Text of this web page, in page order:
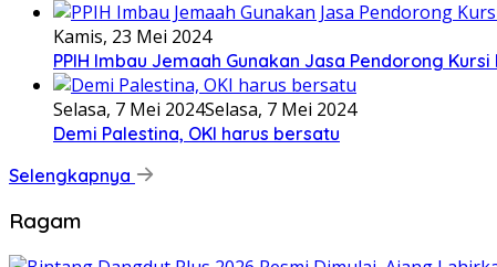
Kamis, 23 Mei 2024
PPIH Imbau Jemaah Gunakan Jasa Pendorong
Selasa, 7 Mei 2024Selasa, 7 Mei 2024
Demi Palestina, OKI harus bersatu
Selengkapnya
Ragam